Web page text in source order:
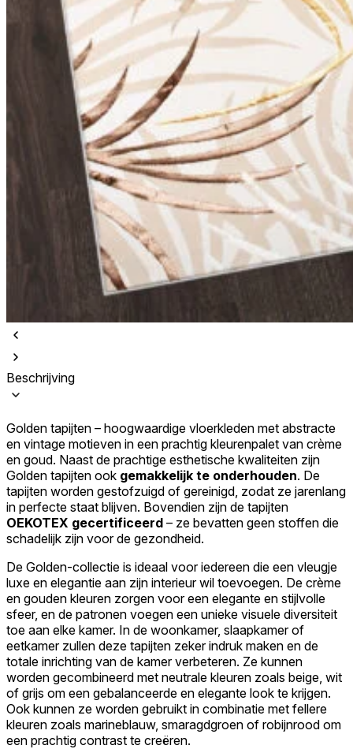
Beschrijving
Golden tapijten – hoogwaardige vloerkleden met abstracte
en vintage motieven in een prachtig kleurenpalet van crème
en goud. Naast de prachtige esthetische kwaliteiten zijn
Golden tapijten ook gemakkelijk te onderhouden. De
tapijten worden gestofzuigd of gereinigd, zodat ze jarenlang
in perfecte staat blijven. Bovendien zijn de tapijten
OEKOTEX gecertificeerd – ze bevatten geen stoffen die
schadelijk zijn voor de gezondheid.
De Golden-collectie is ideaal voor iedereen die een vleugje
luxe en elegantie aan zijn interieur wil toevoegen. De crème
en gouden kleuren zorgen voor een elegante en stijlvolle
sfeer, en de patronen voegen een unieke visuele diversiteit
toe aan elke kamer. In de woonkamer, slaapkamer of
eetkamer zullen deze tapijten zeker indruk maken en de
totale inrichting van de kamer verbeteren. Ze kunnen
worden gecombineerd met neutrale kleuren zoals beige, wit
of grijs om een gebalanceerde en elegante look te krijgen.
Ook kunnen ze worden gebruikt in combinatie met fellere
kleuren zoals marineblauw, smaragdgroen of robijnrood om
een prachtig contrast te creëren.